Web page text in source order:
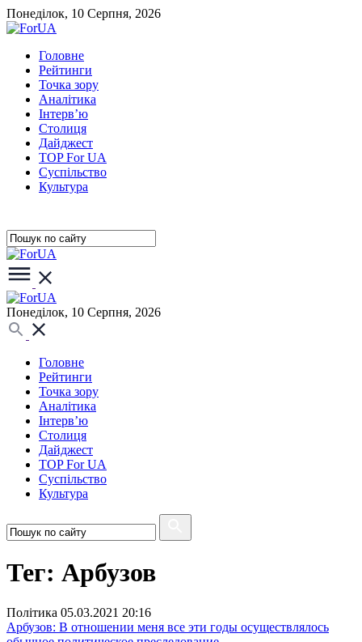
Понеділок, 10 Серпня, 2026
Головне
Рейтинги
Точка зору
Аналітика
Інтерв’ю
Столиця
Дайджест
TOP For UA
Суспiльство
Культура
Понеділок, 10 Серпня, 2026
Головне
Рейтинги
Точка зору
Аналітика
Інтерв’ю
Столиця
Дайджест
TOP For UA
Суспiльство
Культура
Тег: Арбузов
Полiтика 05.03.2021 20:16
Арбузов: В отношении меня все эти годы осуществлялось